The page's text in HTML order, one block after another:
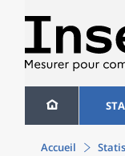
Accueil